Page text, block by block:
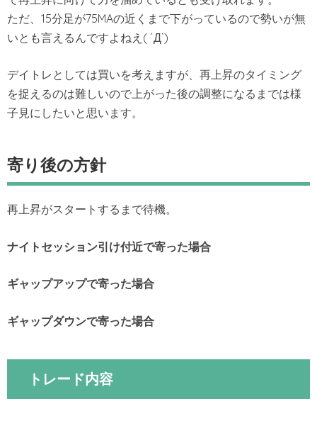
ただ、15分足が75MAの近くまで下がっているので勢いが無
いとも言えるんですよねえ( ´Д`)
デイトレとしては買いを考えますが、再上昇のタイミング
を捉えるのは難しいので上がった後の調整になるまでは様
子見にしたいと思います。
寄り後の方針
再上昇がスタートするまで待機。
ナイトセッション引け付近で寄った場合
ギャップアップで寄った場合
ギャップダウンで寄った場合
トレード内容